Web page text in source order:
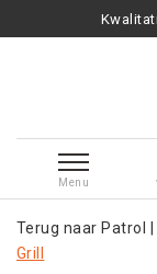
Menu
Terug naar Patrol
Grill